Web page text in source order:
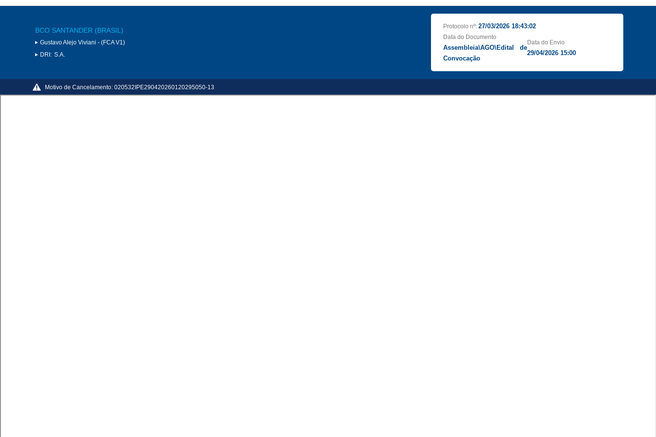
BCO SANTANDER (BRASIL)
Gustavo Alejo Viviani - (FCA V1)
DRI: S.A.
Protocolo nº: 27/03/2026 18:43:02
Data do Documento
Assembleia\AGO\Edital de
Convocação
Data do Envio
29/04/2026 15:00
Motivo de Cancelamento: 020532IPE290420260120295050-13